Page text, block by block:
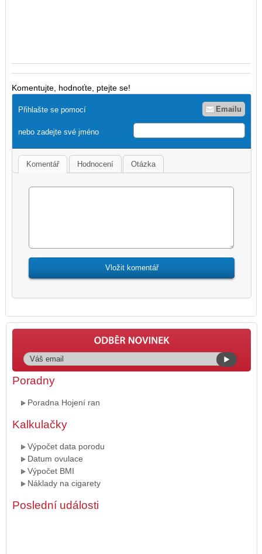
Komentujte, hodnoťte, ptejte se!
Přihlašte se pomocí Emailu
nebo zadejte své jméno
Komentář Hodnocení Otázka
Poradny
Poradna Hojení ran
Kalkulačky
Výpočet data porodu
Datum ovulace
Výpočet BMI
Náklady na cigarety
Poslední události